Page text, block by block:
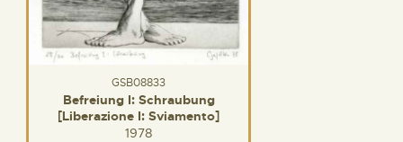
GSB08833
Befreiung I: Schraubung
[Liberazione I: Sviamento]
1978